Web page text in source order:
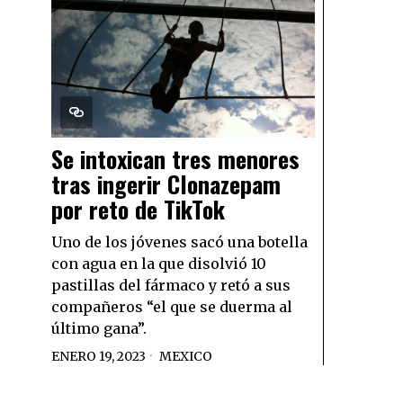
Se intoxican tres menores
tras ingerir Clonazepam
por reto de TikTok
Uno de los jóvenes sacó una botella
con agua en la que disolvió 10
pastillas del fármaco y retó a sus
compañeros “el que se duerma al
último gana”.
ENERO 19, 2023 MEXICO